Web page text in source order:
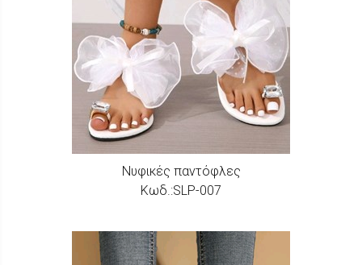
Νυφικές παντόφλες
Κωδ.:SLP-007